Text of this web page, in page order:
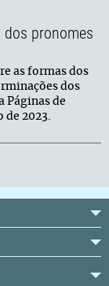
pronomes
as formas dos
dos
Páginas de
de 2023.